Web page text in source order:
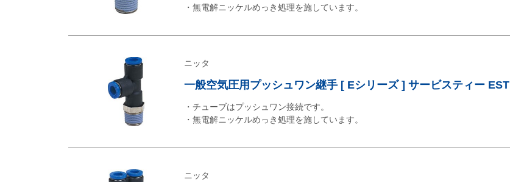
・無電解ニッケルめっき処理を施しています。
ニッタ
一般空気圧用プッシュワン継手 [ Eシリーズ ] サービスティー EST
・チューブはプッシュワン接続です。
・無電解ニッケルめっき処理を施しています。
ニッタ